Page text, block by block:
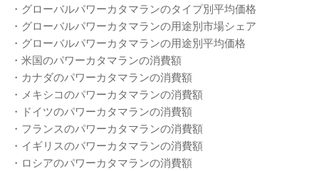
・グローバルパワーカタマランのタイプ別平均価格
・グローバルパワーカタマランの用途別市場シェア
・グローバルパワーカタマランの用途別平均価格
・米国のパワーカタマランの消費額
・カナダのパワーカタマランの消費額
・メキシコのパワーカタマランの消費額
・ドイツのパワーカタマランの消費額
・フランスのパワーカタマランの消費額
・イギリスのパワーカタマランの消費額
・ロシアのパワーカタマランの消費額